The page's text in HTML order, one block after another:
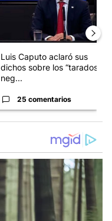
Luis Caputo aclaró sus
dichos sobre los “tarados” y
neg...
25 comentarios